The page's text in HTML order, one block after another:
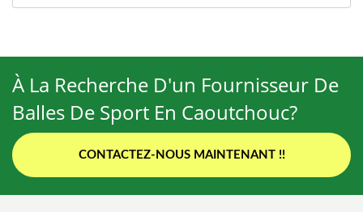
À La Recherche D'un Fournisseur De
Balles De Sport En Caoutchouc?
CONTACTEZ-NOUS MAINTENANT !!